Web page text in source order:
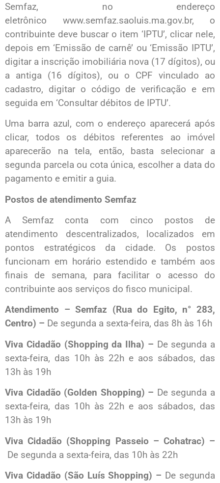
Semfaz, no endereço
eletrônico www.semfaz.saoluis.ma.gov.br, o
contribuinte deve buscar o item ‘IPTU’, clicar nele,
depois em ‘Emissão de carnê’ ou ‘Emissão IPTU’,
digitar a inscrição imobiliária nova (17 dígitos), ou
a antiga (16 dígitos), ou o CPF vinculado ao
cadastro, digitar o código de verificação e em
seguida em ‘Consultar débitos de IPTU’.
Uma barra azul, com o endereço aparecerá após
clicar, todos os débitos referentes ao imóvel
aparecerão na tela, então, basta selecionar a
segunda parcela ou cota única, escolher a data do
pagamento e emitir a guia.
Postos de atendimento Semfaz
A Semfaz conta com cinco postos de
atendimento descentralizados, localizados em
pontos estratégicos da cidade. Os postos
funcionam em horário estendido e também aos
finais de semana, para facilitar o acesso do
contribuinte aos serviços do fisco municipal.
Atendimento – Semfaz (Rua do Egito, n° 283,
Centro) – De segunda a sexta-feira, das 8h às 16h
Viva Cidadão (Shopping da Ilha) – De segunda a
sexta-feira, das 10h às 22h e aos sábados, das
13h às 19h
Viva Cidadão (Golden Shopping) – De segunda a
sexta-feira, das 10h às 22h e aos sábados, das
13h às 19h
Viva Cidadão (Shopping Passeio – Cohatrac) –
De segunda a sexta-feira, das 10h às 22h
Viva Cidadão (São Luís Shopping) – De segunda